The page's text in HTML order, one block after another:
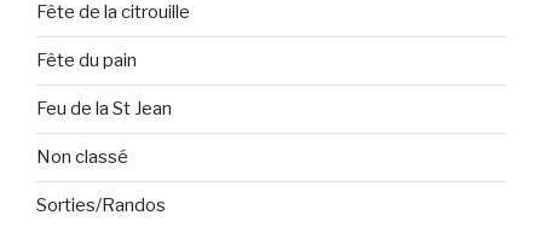
Fête de la citrouille
Fête du pain
Feu de la St Jean
Non classé
Sorties/Randos